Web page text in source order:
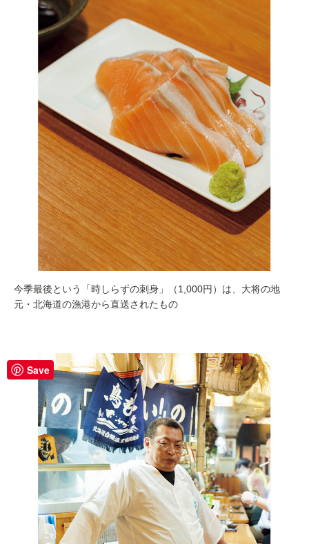
今季最後という「時しらずの刺身」（1,000円）は、大将の地
元・北海道の漁港から直送されたもの
Save